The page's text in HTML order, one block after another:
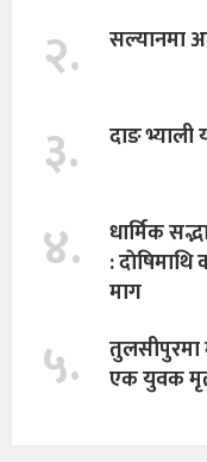
२. सल्यानमा
३. दाङ भ्याली
४.
धार्मिक
:
माग
५.
तुलसीपुरमा
एक युवक